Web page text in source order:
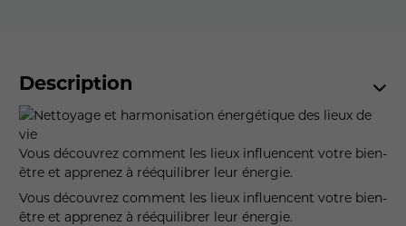
Description
Vous découvrez comment les lieux influencent votre bien-
être et apprenez à rééquilibrer leur énergie.
Vous découvrez comment les lieux influencent votre bien-
être et apprenez à rééquilibrer leur énergie.